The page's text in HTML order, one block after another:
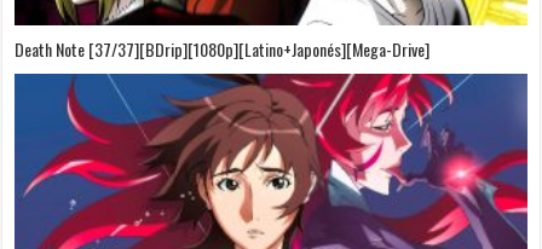
Death Note [37/37][BDrip][1080p][Latino+Japonés][Mega-Drive]